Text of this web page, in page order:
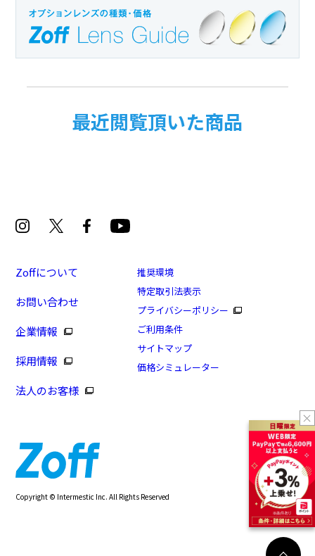
最近閲覧頂いた商品
Zoffについて
お問い合わせ
企業情報
採用情報
法人のお客様
推奨環境
特定取引法表示
プライバシーポリシー
ご利用条件
サイトマップ
価格シミュレーター
Copyright © Intermestic Inc. All Rights Reserved